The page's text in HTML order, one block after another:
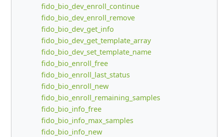
fido_bio_dev_enroll_continue
fido_bio_dev_enroll_remove
fido_bio_dev_get_info
fido_bio_dev_get_template_array
fido_bio_dev_set_template_name
fido_bio_enroll_free
fido_bio_enroll_last_status
fido_bio_enroll_new
fido_bio_enroll_remaining_samples
fido_bio_info_free
fido_bio_info_max_samples
fido_bio_info_new